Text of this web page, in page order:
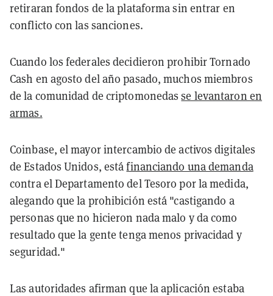
retiraran fondos de la plataforma sin entrar en
conflicto con las sanciones.
Cuando los federales decidieron prohibir Tornado
Cash en agosto del año pasado, muchos miembros
de la comunidad de criptomonedasse levantaron en
armas.
Coinbase, el mayor intercambio de activos digitales
de Estados Unidos, estáfinanciando una demanda
contra el Departamento del Tesoro por la medida,
alegando que la prohibición está "castigando a
personas que no hicieron nada malo y da como
resultado que la gente tenga menos privacidad y
seguridad."
Las autoridades afirman que la aplicación estaba